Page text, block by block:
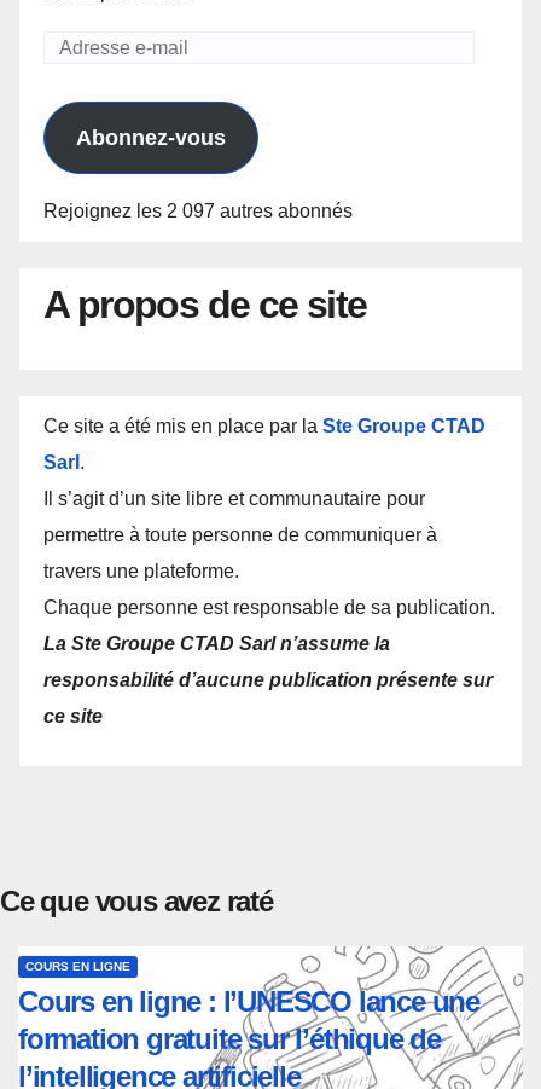
Adresse
mail
Abonnez-vous
Rejoignez les 2 097 autres abonnés
A propos de ce site
Ce site a été mis en place par la Ste Groupe CTAD
Sarl .
Il s’agit d’un site libre et communautaire pour
permettre à toute personne de communiquer à
travers une plateforme.
Chaque personne est responsable de sa publication.
La Ste Groupe CTAD Sarl n’assume la
responsabilité d’aucune publication présente sur
ce site
Ce que vous avez raté
COURS EN LIGNE
Cours en ligne : l’UNESCO lance une
formation gratuite sur l’éthique de
l’intelligence artificielle